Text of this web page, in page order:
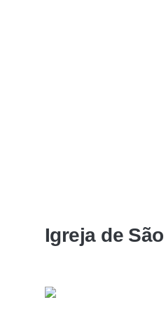
Igreja de